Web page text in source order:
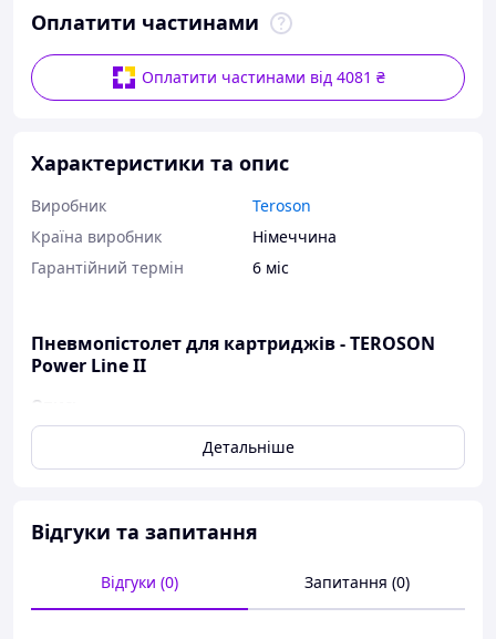
Оплатити частинами
Оплатити частинами від 4081 ₴
Характеристики та опис
Виробник
Teroson
Країна виробник
Німеччина
Гарантійний термін
6 міс
Пневмопістолет для картриджів - TEROSON
Power Line II
Опис:
Пневматичний пістолет високого тиску
Для матеріалів низької та підвищеної в'язкості
Запатентована система, що запобігає розриву
Ручка ергономічної конструкції
Технічні характеристики:
Детальніше
Відгуки та запитання
Відгуки (0) Запитання (0)